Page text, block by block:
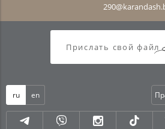
Прислать свой файл
ru en